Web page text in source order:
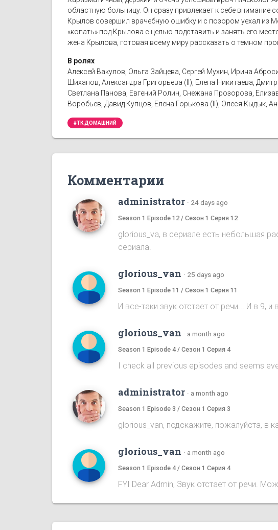
областную больницу. Он сразу привлекает к себе внимание
Крылов совершил врачебную ошибку и с позором уехал из
«копать» под Крылова с целью подставить и занять его
жена Крылова, готовая всему миру рассказать о темном
В ролях
Алексей Вакулов, Ольга Зайцева, Сергей Мухин, Ирина
Шиханов, Александра Григорьева (II), Елена Никитаева,
Светлана Панова, Евгений Ролин, Снежана Прозорова,
Воробьев, Давид Купцов, Елена Горькова (II), Олеся Кыдык,
#ТК ДОМАШНИЙ
Комментарии
administrator · 24 days ago
Season 1 Episode 12 / Сезон 1 Серия 12
glorious_va, в сериале есть небольшая
сериала.
glorious_van · 25 days ago
Season 1 Episode 11 / Сезон 1 Серия 11
И все-таки звук отстает от речи... И в 9, и
glorious_van · a month ago
Season 1 Episode 4 / Сезон 1 Серия 4
I check all previous episodes and seems
administrator · a month ago
Season 1 Episode 3 / Сезон 1 Серия 3
glorious_van, подскажите, пожалуйста, в
glorious_van · a month ago
Season 1 Episode 4 / Сезон 1 Серия 4
FYI Dear Admin, Звук отстает от речи.